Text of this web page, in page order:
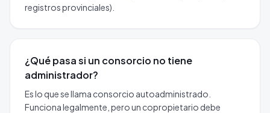
registros provinciales).
¿Qué pasa si un consorcio no tiene
administrador?
Es lo que se llama consorcio autoadministrado.
Funciona legalmente, pero un copropietario debe